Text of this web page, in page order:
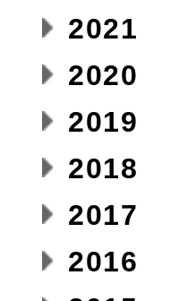
2021
2020
2019
2018
2017
2016